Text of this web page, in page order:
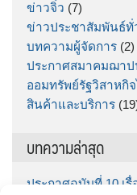
ข่าวจิ๋ว (7)
ข่าวประชาสัมพันธ์ทั่
บทความผู้จัดการ (2)
ประกาศสมาคมฌาป
ออมทรัพย์รัฐวิสาหกิ
สินค้าและบริการ
บทความล่าสุด
ประกาศฉบับที่ 10 เ